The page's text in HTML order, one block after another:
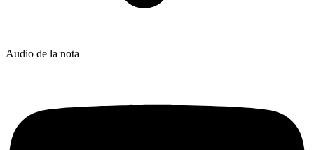
Audio de la nota